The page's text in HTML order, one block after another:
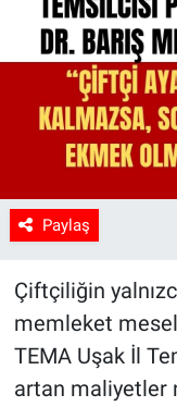
Paylaş
Çiftçiliğin
memleket
TEMA Uşak İl
artan maliyetler